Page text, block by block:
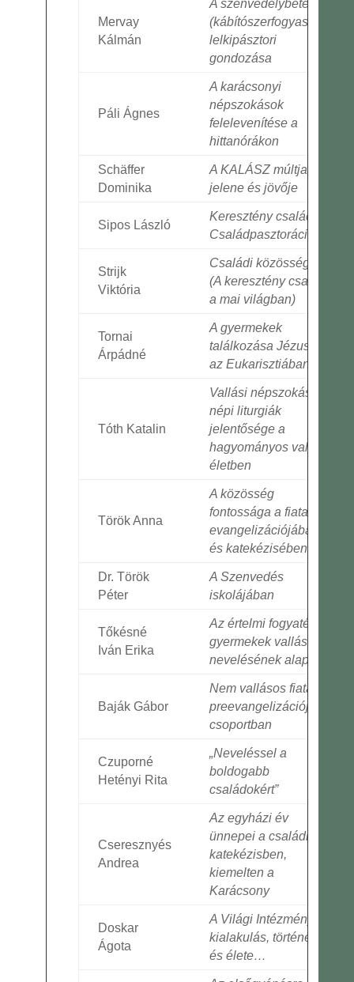
Mervay
Kálmán
A szenvedélybetegek
(kábítószerfogyasztók)
lelkipásztori
gondozása
Páli Ágnes
A karácsonyi
népszokások
felelevenítése a
hittanórákon
Schäffer
Dominika
A KALÁSZ múltja,
jelene és jövője
Sipos László
Keresztény család –
Családpasztoráció
Strijk
Viktória
Családi közösségben
(A keresztény család
a mai világban)
Tornai
Árpádné
A gyermekek
találkozása Jézussal
az Eukarisztiában
Tóth Katalin
Vallási népszokások,
népi liturgiák
jelentősége a
hagyományos vallási
életben
Török Anna
A közösség
fontossága a fiatalok
evangelizációjában
és katekézisében
Dr. Török
Péter
A Szenvedés
iskolájában
Tőkésné
Iván Erika
Az értelmi fogyatékos
gyermekek vallásos
nevelésének alapjai
Baják Gábor
Nem vallásos fiatalok
preevangelizációja,
csoportban
Czuporné
Hetényi Rita
„Neveléssel a
boldogabb
családokért”
Cseresznyés
Andrea
Az egyházi év
ünnepei a családi
katekézisben,
kiemelten a
Karácsony
Doskar
Ágota
A Világi Intézmények
kialakulás, története
és élete…